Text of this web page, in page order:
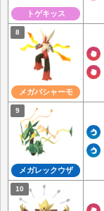
トゲキッス
メガバシャーモ
メガレックウザ